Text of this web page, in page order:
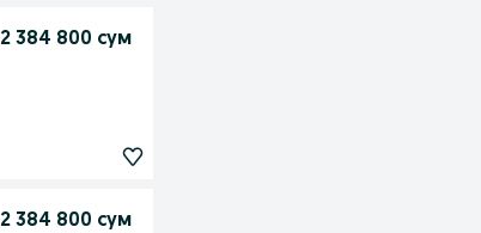
2 384 800 сум
2 384 800 сум